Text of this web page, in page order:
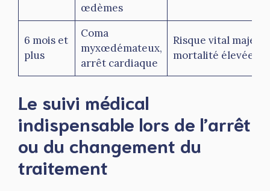
œdèmes
6 mois et
plus
Coma
myxœdémateux,
arrêt cardiaque
Risque vital majeur,
mortalité élevée
Le suivi médical
indispensable lors de l’arrêt
ou du changement du
traitement